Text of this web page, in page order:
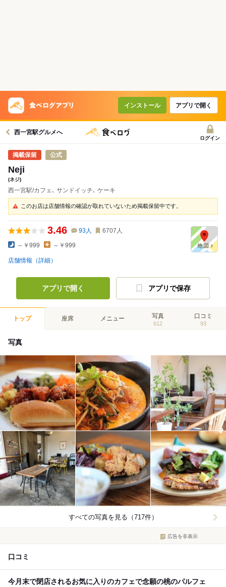
インストール アプリで開く
西一宮駅グルメへ
ログイン
公式
Neji
(ネジ)
西一宮駅/カフェ､ サンドイッチ､ ケーキ
このお店は店舗情報の確認が取れていないため掲載保留中です。
3.46 93人 6707 人
～￥999 ～￥999
店舗情報（詳細）
アプリで開く アプリで保存
トップ 座席 メニュー 写真
612
口コミ
93
写真
すべての写真を見る（717件）
広告を非表示
口コミ
今月末で閉店されるお気に入りのカフェで念願の桃のパルフェ